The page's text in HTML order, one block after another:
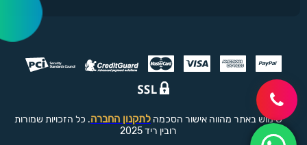
שימוש באתר מהווה אישור הסכמה לתקנון החברה. כל הזכויות שמורות
רובין ריד 2025